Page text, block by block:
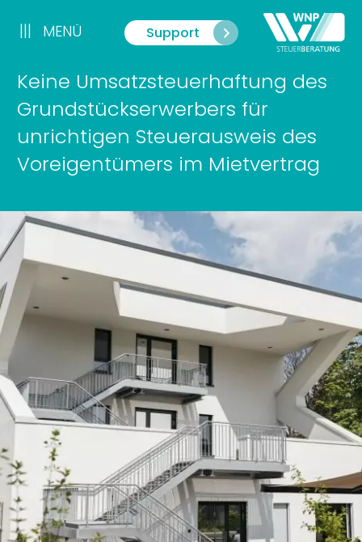
Inhalt
springen
Support
||| MENÜ
Keine Umsatzsteuerhaftung des
Grundstückserwerbers für
unrichtigen Steuerausweis des
Voreigentümers im Mietvertrag